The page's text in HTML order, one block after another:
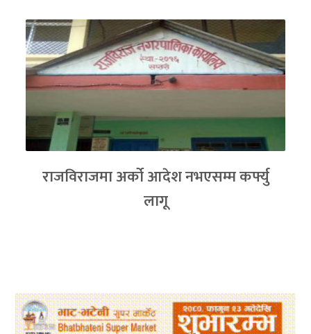
राजविराजमा अर्को आदेश नभएसम्म कर्फ्यु
लागू